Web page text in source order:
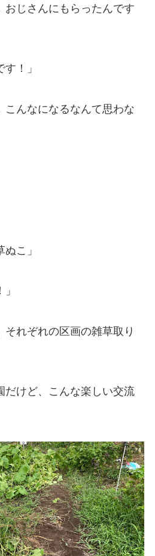
おじさんにもらったんです
！」
こんなになるなんて思わな
こ」
それぞれの区画の雑草取り
だけど、こんな楽しい交流